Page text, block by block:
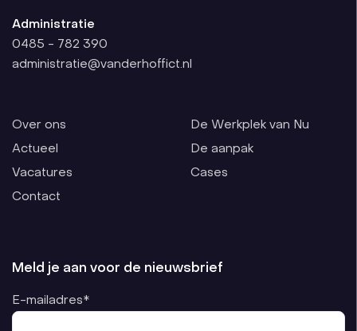
Administratie
0485 - 782 390
administratie@vanderhoffict.nl
Over ons
Actueel
Vacatures
Contact
De Werkplek van Nu
De aanpak
Cases
Meld je aan voor de nieuwsbrief
E-mailadres*